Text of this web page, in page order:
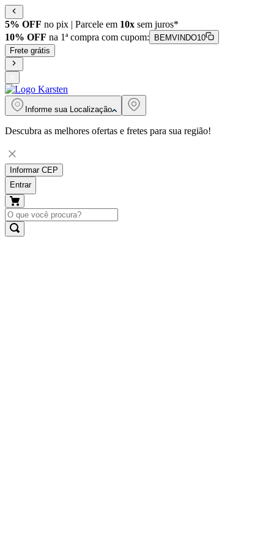
5% OFF no pix | Parcele em 10x sem juros*
10% OFF na 1ª compra com cupom:
BEMVINDO10
Frete grátis
Informe sua Localização
Descubra as melhores ofertas e fretes para sua região!
Informar CEP
Entrar